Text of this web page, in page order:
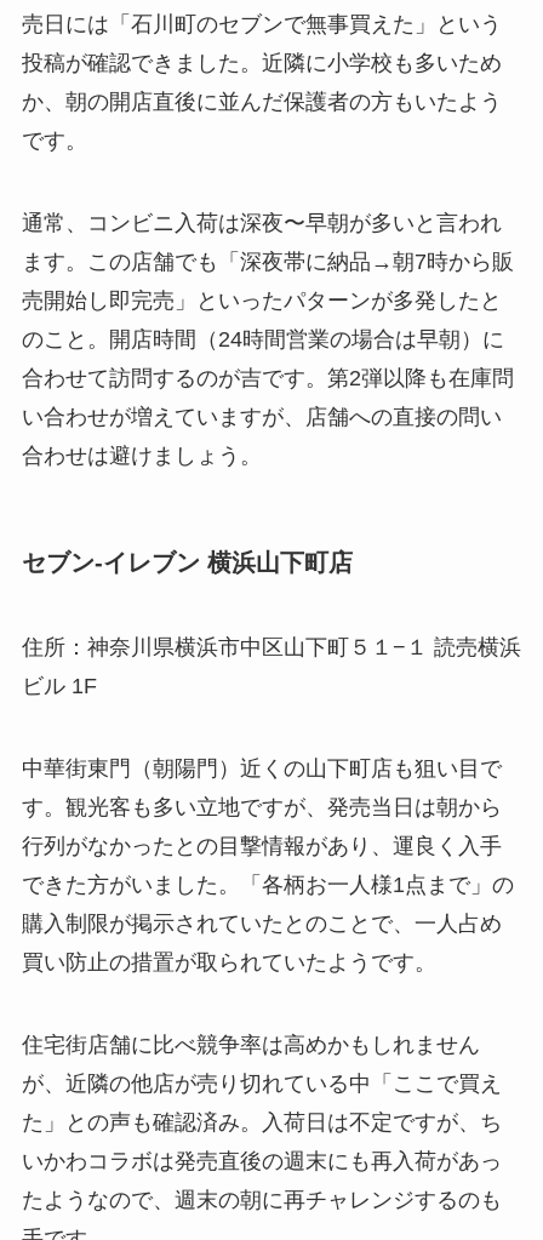
売日には「石川町のセブンで無事買えた」という
投稿が確認できました。近隣に小学校も多いため
か、朝の開店直後に並んだ保護者の方もいたよう
です。
通常、コンビニ入荷は深夜〜早朝が多いと言われ
ます。この店舗でも「深夜帯に納品→朝7時から販
売開始し即完売」といったパターンが多発したと
のこと。開店時間（24時間営業の場合は早朝）に
合わせて訪問するのが吉です。第2弾以降も在庫問
い合わせが増えていますが、店舗への直接の問い
合わせは避けましょう。
セブン-イレブン 横浜山下町店
住所：神奈川県横浜市中区山下町５１−１ 読売横浜
ビル 1F
中華街東門（朝陽門）近くの山下町店も狙い目で
す。観光客も多い立地ですが、発売当日は朝から
行列がなかったとの目撃情報があり、運良く入手
できた方がいました。「各柄お一人様1点まで」の
購入制限が掲示されていたとのことで、一人占め
買い防止の措置が取られていたようです。
住宅街店舗に比べ競争率は高めかもしれません
が、近隣の他店が売り切れている中「ここで買え
た」との声も確認済み。入荷日は不定ですが、ち
いかわコラボは発売直後の週末にも再入荷があっ
たようなので、週末の朝に再チャレンジするのも